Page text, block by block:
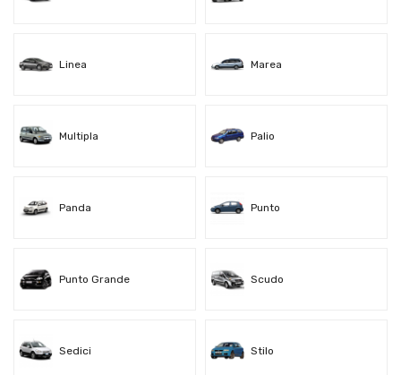
Linea Marea
Multipla Palio
Panda Punto
Punto Grande Scudo
Sedici Stilo